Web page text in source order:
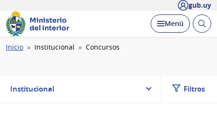
gub.uy
Ministerio
del Interior
Desplegar
Menú Abrir
Ruta
Inicio Institucional Concursos
Institucional Filtros